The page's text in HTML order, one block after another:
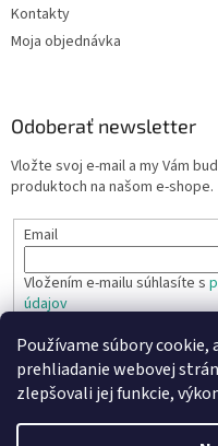
Používame súbory
prehliadanie webovej
zlepšovali jej funkcie,
Kontakty
Moja objednávka
Odoberať newsletter
Vložte svoj e-mail a my Vám
produktoch na našom e-shope.
Email
Vložením e-mailu súhlasíte s
údajov
PRIHLÁSIŤ SA